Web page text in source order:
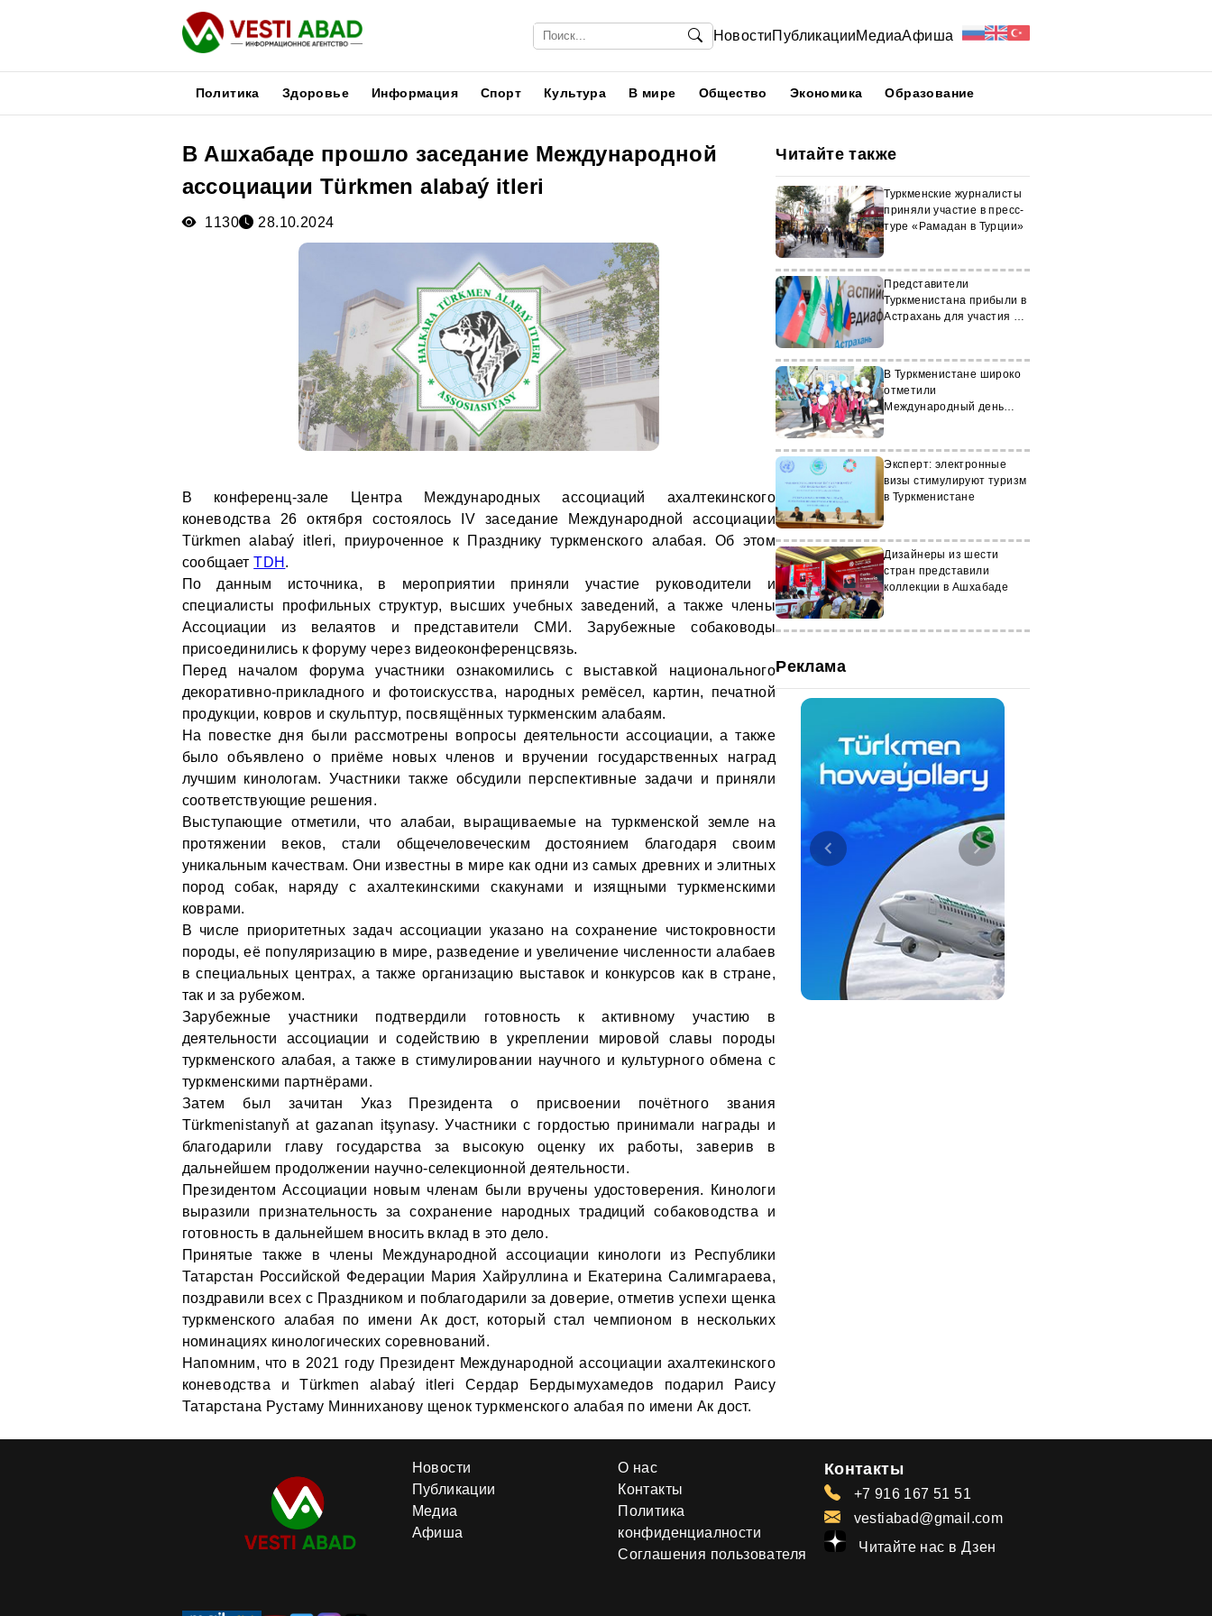
НовостиПубликацииМедиаАфиша
Политика Здоровье Информация Спорт Культура В мире Общество Экономика Образование
В Ашхабаде прошло заседание Международной
ассоциации Türkmen alabaý itleri
1130 28.10.2024
В конференц-зале Центра Международных ассоциаций ахалтекинского
коневодства 26 октября состоялось IV заседание Международной ассоциации
Türkmen alabaý itleri, приуроченное к Празднику туркменского алабая. Об этом
сообщаетTDH .
По данным источника, в мероприятии приняли участие руководители и
специалисты профильных структур, высших учебных заведений, а также члены
Ассоциации из велаятов и представители СМИ. Зарубежные собаководы
присоединились к форуму через видеоконференцсвязь.
Перед началом форума участники ознакомились с выставкой национального
декоративно-прикладного и фотоискусства, народных ремёсел, картин, печатной
продукции, ковров и скульптур, посвящённых туркменским алабаям.
На повестке дня были рассмотрены вопросы деятельности ассоциации, а также
было объявлено о приёме новых членов и вручении государственных наград
лучшим кинологам. Участники также обсудили перспективные задачи и приняли
соответствующие решения.
Выступающие отметили, что алабаи, выращиваемые на туркменской земле на
протяжении веков, стали общечеловеческим достоянием благодаря своим
уникальным качествам. Они известны в мире как одни из самых древних и элитных
пород собак, наряду с ахалтекинскими скакунами и изящными туркменскими
коврами.
В числе приоритетных задач ассоциации указано на сохранение чистокровности
породы, её популяризацию в мире, разведение и увеличение численности алабаев
в специальных центрах, а также организацию выставок и конкурсов как в стране,
так и за рубежом.
Зарубежные участники подтвердили готовность к активному участию в
деятельности ассоциации и содействию в укреплении мировой славы породы
туркменского алабая, а также в стимулировании научного и культурного обмена с
туркменскими партнёрами.
Затем был зачитан Указ Президента о присвоении почётного звания
Türkmenistanyň at gazanan itşynasy. Участники с гордостью принимали награды и
благодарили главу государства за высокую оценку их работы, заверив в
дальнейшем продолжении научно-селекционной деятельности.
Президентом Ассоциации новым членам были вручены удостоверения. Кинологи
выразили признательность за сохранение народных традиций собаководства и
готовность в дальнейшем вносить вклад в это дело.
Принятые также в члены Международной ассоциации кинологи из Республики
Татарстан Российской Федерации Мария Хайруллина и Екатерина Салимгараева,
поздравили всех с Праздником и поблагодарили за доверие, отметив успехи щенка
туркменского алабая по имени Ак дост, который стал чемпионом в нескольких
номинациях кинологических соревнований.
Напомним, что в 2021 году Президент Международной ассоциации ахалтекинского
коневодства и Türkmen alabaý itleri Сердар Бердымухамедов подарил Раису
Татарстана Рустаму Минниханову щенок туркменского алабая по имени Ак дост.
Читайте также
Туркменские журналисты
приняли участие в пресс-
туре «Рамадан в Турции»
Представители
Туркменистана прибыли в
Астрахань для участия в
В Туркменистане широко
отметили
Международный день
Эксперт: электронные
визы стимулируют туризм
в Туркменистане
Дизайнеры из шести
стран представили
коллекции в Ашхабаде
Реклама
Новости
Публикации
Медиа
Афиша
О нас
Контакты
Политика
конфиденциалности
Соглашения пользователя
Контакты
+7 916 167 51 51
vestiabad@gmail.com
Читайте нас в Дзен